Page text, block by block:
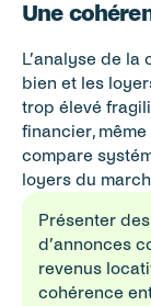
Une
L’analyse de
bien et les
trop élevé
financier,
compare
loyers du
Présenter
d’annonces
revenus
cohérence